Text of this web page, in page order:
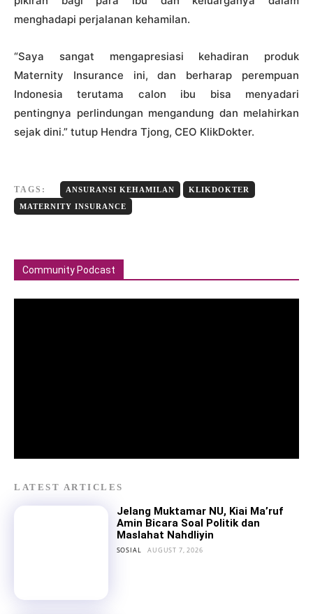
menghadapi perjalanan kehamilan.
“Saya sangat mengapresiasi kehadiran produk
Maternity Insurance ini, dan berharap perempuan
Indonesia terutama calon ibu bisa menyadari
pentingnya perlindungan mengandung dan melahirkan
sejak dini.” tutup Hendra Tjong, CEO KlikDokter.
TAGS: ANSURANSI KEHAMILAN
KLIKDOKTER
MATERNITY INSURANCE
Community Podcast
LATEST ARTICLES
Jelang Muktamar NU, Kiai Ma’ruf
Amin Bicara Soal Politik dan
Maslahat Nahdliyin
SOSIAL AUGUST 7, 2026